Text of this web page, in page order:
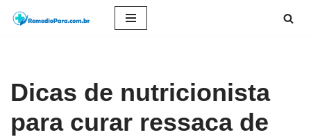
conteúdo
Dicas de nutricionista
para curar ressaca de